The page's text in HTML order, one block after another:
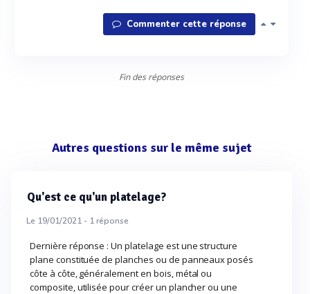
Commenter cette réponse
Fin des réponses
Autres questions sur le même sujet
Qu'est ce qu'un platelage?
Le 19/01/2021 - 1réponse
Dernière réponse : Un platelage est une structure
plane constituée de planches ou de panneaux posés
côte à côte, généralement en bois, métal ou
composite, utilisée pour créer un plancher ou une